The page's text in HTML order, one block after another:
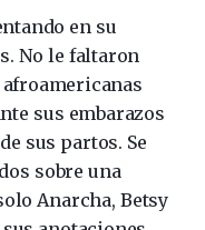
en su
No le faltaron
sus embarazos
sus partos. Se
sobre una
Anarcha, Betsy